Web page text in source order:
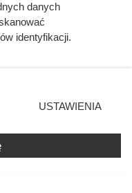
większej
danych
identyfikacji.
prywatności
strony
zgody
się takiemu
zastosowania tylko
USTAWIENIA